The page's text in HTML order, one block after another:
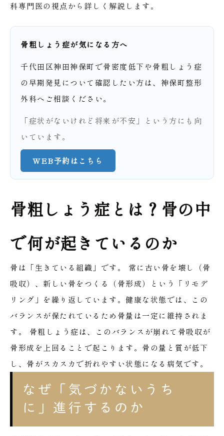
科専門医の視点から詳しく解説します。
骨粗しょう症が気になる方へ
千代田区神田神保町で骨密度低下や骨粗しょう症
の早期発見について確認したい方は、神保町整形
外科へご相談ください。
「症状がないけれど将来が不安」という方にも向
いています。
WEB予約はこちら
骨粗しょう症とは？骨の中
で何が起きているのか
骨は「生きている組織」です。
常に古い骨を壊し（骨
吸収）、新しい骨をつくる（骨形成）という「リモデ
リング」を繰り返しています。健康な状態では、この
バランスが保たれているため骨量は一定に維持されま
す。
骨粗しょう症は、このバランスが崩れて骨吸収が
骨形成を上回ることで起こります。骨の量と質が低下
し、骨がスカスカで折れやすい状態になる病気です。
なぜ「気づかないうち
に」進行するのか